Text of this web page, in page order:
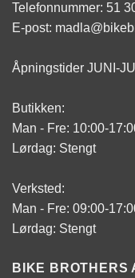
Telefonnummer: 51
E-post:
Åpningstider JUNI-
Butikken:
Man - Fre: 10:00-
Lørdag: Stengt
Verksted:
Man - Fre: 09:00-
Lørdag: Stengt
BIKE BROTHERS